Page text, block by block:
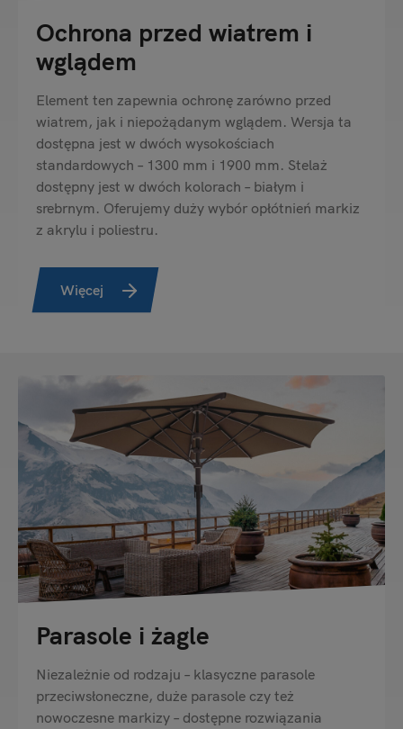
Ochrona przed wiatrem i
wglądem
Element ten zapewnia ochronę zarówno przed
wiatrem, jak i niepożądanym wglądem. Wersja ta
dostępna jest w dwóch wysokościach
standardowych – 1300 mm i 1900 mm. Stelaż
dostępny jest w dwóch kolorach – białym i
srebrnym. Oferujemy duży wybór opłótnień markiz
z akrylu i poliestru.
Więcej
Parasole i żagle
Niezależnie od rodzaju – klasyczne parasole
przeciwsłoneczne, duże parasole czy też
nowoczesne markizy – dostępne rozwiązania